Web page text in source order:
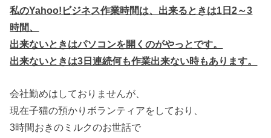
私のYahoo!ビジネス作業時間は、出来るときは1日2～3
時間、
出来ないときはパソコンを開くのがやっとです。
出来ないときは3日連続何も作業出来ない時もあります。
会社勤めはしておりませんが、
現在子猫の預かりボランティアをしており、
3時間おきのミルクのお世話で